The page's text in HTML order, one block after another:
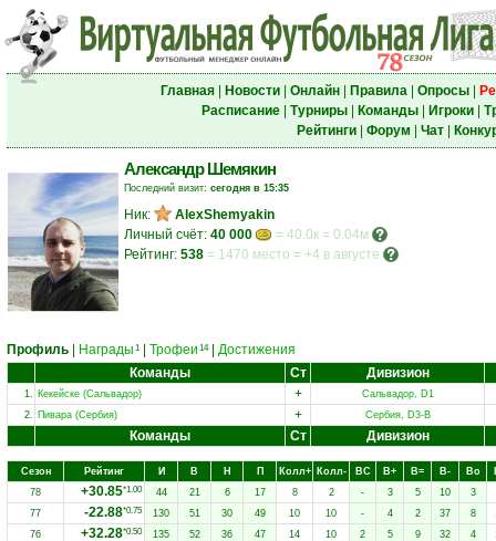
Главная| Новости| Онлайн| Правила| Опросы|
Расписание| Турниры| Команды| Игроки|
Рейтинги| Форум Чат|
Александр Шемякин
Последний визит: сегодня в 15:35
Ник:
AlexShemyakin
Личный счёт: 40 000
= 40.0к = 0.04м
Рейтинг: 538 = 1470 место = +4 в августе
Профиль Награды 1 Трофеи 14| Достижения
Команды
Ст Дивизион
1. Кекейске (Сальвадор) +
Сальвадор, D1
2. Пивара (Сербия) + Сербия, D3-B
Команды Ст Дивизион
Сезон Рейтинг И В Н П Колл+ Колл- ВC В+ В= В- Вo
78
+30.85*1.00 44 21 6 17 8 2 - 3 5 10
3
77
-22.88*0.75 130 51 30 49 10 10 - 4 2 37 8
76
+32.28*0.50 135 52 36 47 14 10 2 5 9 32 4